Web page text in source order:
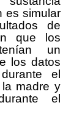
es simular
de
que los
un
los datos
el
madre y
el